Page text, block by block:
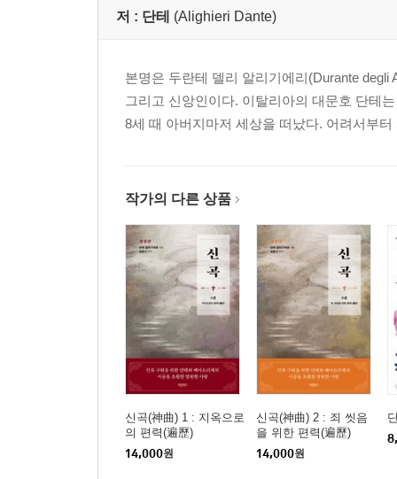
제13곡ㆍ분별력 있는 삶의 중요성
제16곡ㆍ정치와 종교의 불화로 인한 혼란
제17곡ㆍ미움과 원망을 멀리하는 삶
제18곡ㆍ정의로 다스린 왕들
제21곡ㆍ수도의 삶을 산 자들
제23곡ㆍ하늘과 땅을 이어준 그리스도
제24곡ㆍ믿음이란 무엇인가?
제25곡ㆍ소망이란 무엇인가?
제26곡ㆍ사랑이란 무엇인가?
제27곡ㆍ성직자들의 타락
제28곡ㆍ천사들의 품계
제29곡ㆍ천사장의 타락과 성직자들의 부패
제31곡ㆍ작별을 고하는 베아트리체
제32곡ㆍ천국의 배치도
저 : 단테 (Alighieri Dante)
본명은 두란테 델리 알리기에리(Durante
그리고 신앙인이다. 이탈리아의 대문호 단테
8세 때 아버지마저 세상을 떠났다. 어려서부
작가의 다른 상품
신곡(神曲) 1 : 지옥으로
의 편력(遍歷)
14,000원
신곡(神曲) 2 : 죄 씻음
을 위한 편력(遍歷)
14,000원